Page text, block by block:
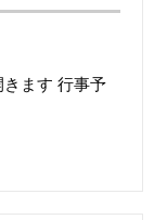
きます 行事予